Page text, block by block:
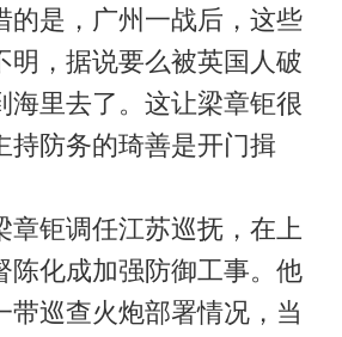
是，广州一战后，这些
明，据说要么被英国人破
海里去了。这让梁章钜很
持防务的琦善是开门揖
钜调任江苏巡抚，在上
陈化成加强防御工事。他
带巡查火炮部署情况，当